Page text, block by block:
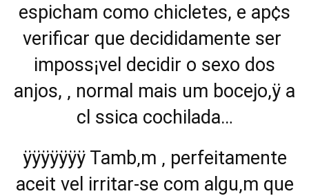
espicham como chicletes, e ap¢s
verificar que decididamente ser
imposs¡vel decidir o sexo dos
anjos, ‚ normal mais um bocejo,ÿ a
cl ssica cochilada…
ÿÿÿÿÿÿÿ Tamb‚m ‚ perfeitamente
aceit vel irritar-se com algu‚m que